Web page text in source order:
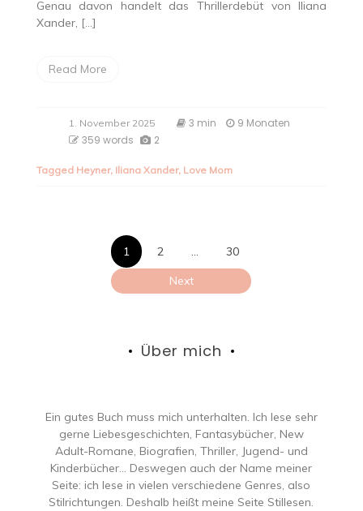
Genau davon handelt das Thrillerdebüt von Iliana
Xander, […]
Read More
1. November 2025 3 min
9 Monaten
359 words
2
Tagged Heyner, Iliana Xander, Love Mom
der
1 2 …
30
Next
Über mich
Ein gutes Buch muss mich unterhalten. Ich lese sehr
gerne Liebesgeschichten, Fantasybücher, New
Adult-Romane, Biografien, Thriller, Jugend- und
Kinderbücher… Deswegen auch der Name meiner
Seite: ich lese in vielen verschiedene Genres, also
Stilrichtungen. Deshalb heißt meine Seite Stillesen.